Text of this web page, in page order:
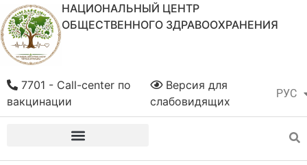
НАЦИОНАЛЬНЫЙ ЦЕНТР
ОБЩЕСТВЕННОГО ЗДРАВООХРАНЕНИЯ
РУС
ҚАЗ
Версия для
слабовидящих
7701 - Call-center по
вакцинации